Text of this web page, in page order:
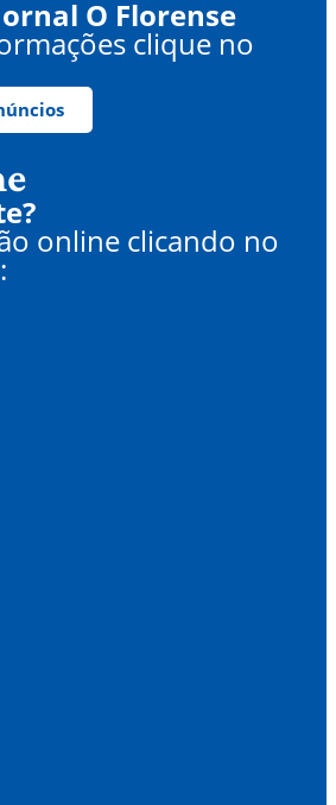
O Florense
clique no
online clicando no